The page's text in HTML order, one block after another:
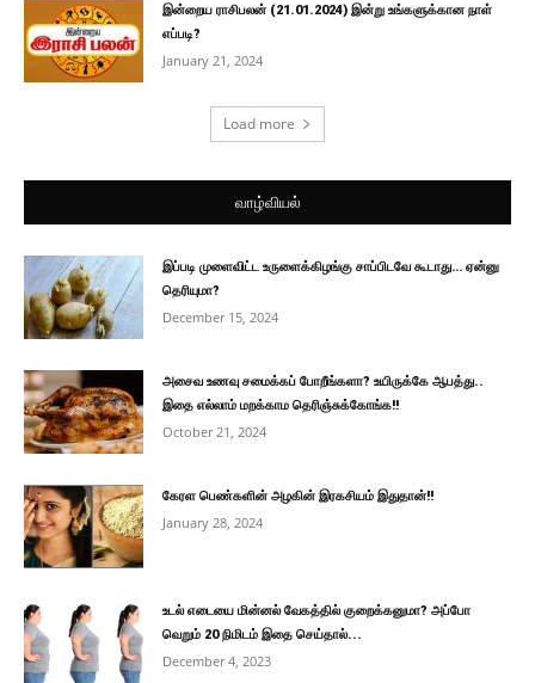
இன்றைய ராசிபலன் (21.01.2024) இன்று உங்களுக்கான நாள்
எப்படி?
January 21, 2024
Load more
வாழ்வியல்
இப்படி முளைவிட்ட உருளைக்கிழங்கு சாப்பிடவே கூடாது… ஏன்னு
தெரியுமா?
December 15, 2024
அசைவ உணவு சமைக்கப் போறீங்களா? உயிருக்கே ஆபத்து..
இதை எல்லாம் மறக்காம தெரிஞ்சுக்கோங்க!!
October 21, 2024
கேரள பெண்களின் அழகின் இரகசியம் இதுதான்!!
January 28, 2024
உடல் எடையை மின்னல் வேகத்தில் குறைக்கனுமா? அப்போ
வெறும் 20 நிமிடம் இதை செய்தால்...
December 4, 2023